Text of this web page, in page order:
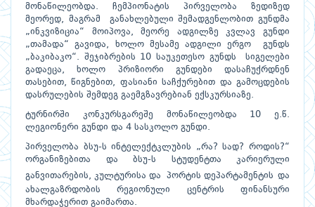
მონაწილეობდა. ჩემპიონატის პირველობა ზედიზედ
მეორედ, მაგრამ განახლებული შემადგენლობით გუნდმა
„ინკვიზიცია“ მოიპოვა, მეორე ადგილზე კვლავ გუნდი
„თამადა“ გავიდა, ხოლო მესამე ადგილი ერგო გუნდს
„ბაკიბაკო“. შეჯიბრების 10 საუკეთესო გუნდს სიგელები
გადაეცა, ხოლო პრიზიორი გუნდები დასაჩუქრდნენ
თასებით, წიგნებით, ფასიანი საჩქურებით და გამოცდების
დასრულების შემდეგ გაემგზავრებიან ექსკურსიაზე.
ტურნირში კონკურსგარეშე მონაწილეობდა 10 ე.წ.
ლეგიონერი გუნდი და 4 სასკოლო გუნდი.
პირველობა ბსუ-ს ინტელექტკლუბის „რა? სად? როდის?“
ორგანიზებითა და ბსუ-ს სტუდენტთა კარიერული
განვითარების, კულტურისა და პორტის დეპარტამენტის და
ახალგაზრდობის რეგიონული ცენტრის ფინანსური
მხარდაჭერით გაიმართა.